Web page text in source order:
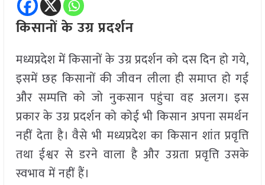
किसानों के उग्र प्रदर्शन
मध्यप्रदेश में किसानों के उग्र प्रदर्शन को दस दिन हो गये,
इसमें छह किसानों की जीवन लीला ही समाप्त हो गई
और सम्पत्ति को जो नुकसान पहुंचा वह अलग। इस
प्रकार के उग्र प्रदर्शन को कोई भी किसान अपना समर्थन
नहीं देता है। वैसे भी मध्यप्रदेश का किसान शांत प्रवृत्ति
तथा ईश्वर से डरने वाला है और उग्रता प्रवृत्ति उसके
स्वभाव में नहीं हैं।